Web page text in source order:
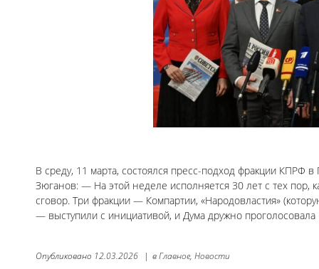
В среду, 11 марта, состоялся пресс-подход фракции КПРФ
Зюганов: — На этой неделе исполняется 30 лет с тех пор,
сговор. Три фракции — Компартии, «Народовластия»
— выступили с инициативой, и Дума дружно проголосовала
Опубликовано 12.03.2026 | вГлавное, Новости